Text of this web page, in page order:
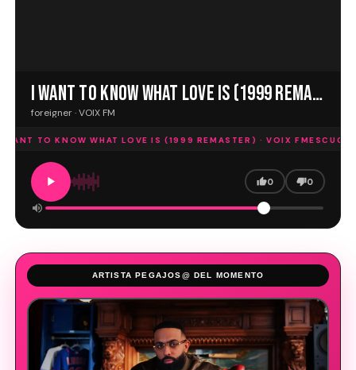
I WANT TO KNOW WHAT LOVE IS (1999 REMASTER)
foreigner · VOIX FM
TO KNOW WHAT LOVE IS (1999 REMASTER) · VOIX FM
0 0
ARTISTA PEGAJOS@ DEL MOMENTO